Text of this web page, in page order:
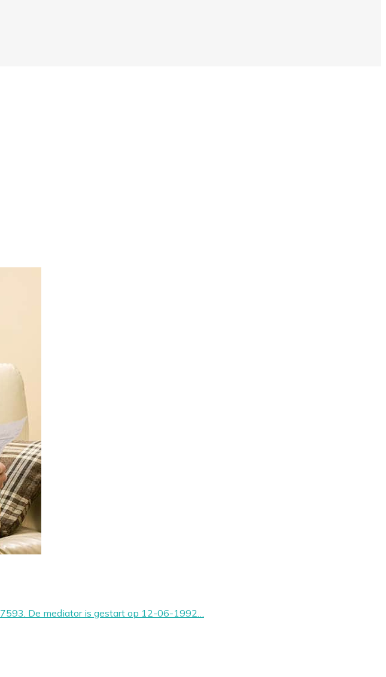
De mediator is gestart op 12-06-1992…